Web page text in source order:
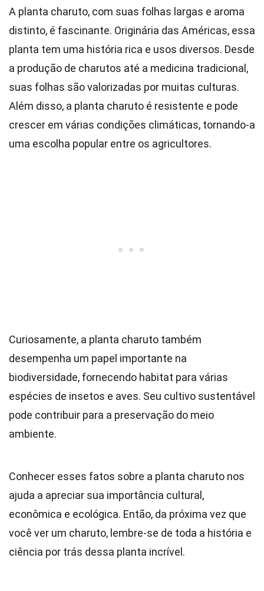
A planta charuto, com suas folhas largas e aroma
distinto, é fascinante. Originária das Américas, essa
planta tem uma história rica e usos diversos. Desde
a produção de charutos até a medicina tradicional,
suas folhas são valorizadas por muitas culturas.
Além disso, a planta charuto é resistente e pode
crescer em várias condições climáticas, tornando-a
uma escolha popular entre os agricultores.
Curiosamente, a planta charuto também
desempenha um papel importante na
biodiversidade, fornecendo habitat para várias
espécies de insetos e aves. Seu cultivo sustentável
pode contribuir para a preservação do meio
ambiente.
Conhecer esses fatos sobre a planta charuto nos
ajuda a apreciar sua importância cultural,
econômica e ecológica. Então, da próxima vez que
você ver um charuto, lembre-se de toda a história e
ciência por trás dessa planta incrível.